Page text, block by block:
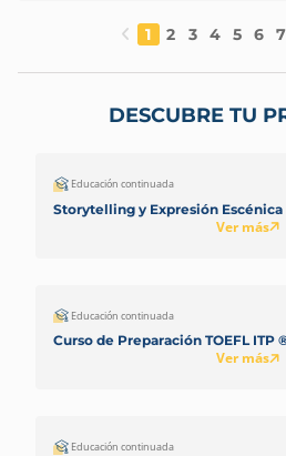
1 2 3 4 5 6 7
DESCUBRE TU
Educación continuada
Storytelling y Expresión Escénica
Ver más
Educación continuada
Ver más
Educación continuada